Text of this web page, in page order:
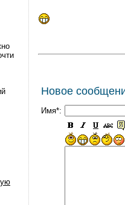
Новое
Имя*: